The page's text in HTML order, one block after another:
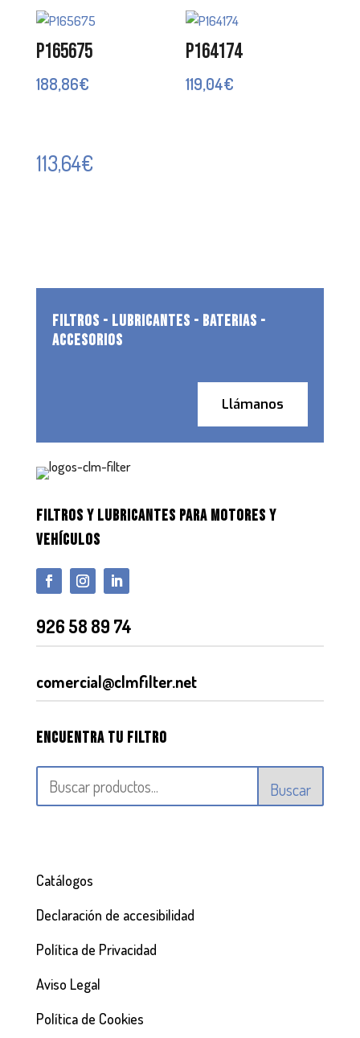
P165675
188,86€
P164174
119,04€
113,64€
FILTROS - LUBRICANTES - BATERIAS -
ACCESORIOS
Llámanos
FILTROS Y LUBRICANTES PARA MOTORES Y
VEHÍCULOS
926 58 89 74
comercial@clmfilter.net
Encuentra tu filtro
Buscar
Catálogos
Declaración de accesibilidad
Política de Privacidad
Aviso Legal
Política de Cookies